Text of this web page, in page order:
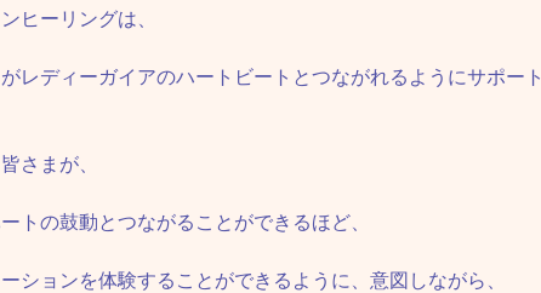
ヒーリングは、
レディーガイアのハートビートとつながれるようにサポート
さまが、
トの鼓動とつながることができるほど、
ションを体験することができるように、意図しながら、